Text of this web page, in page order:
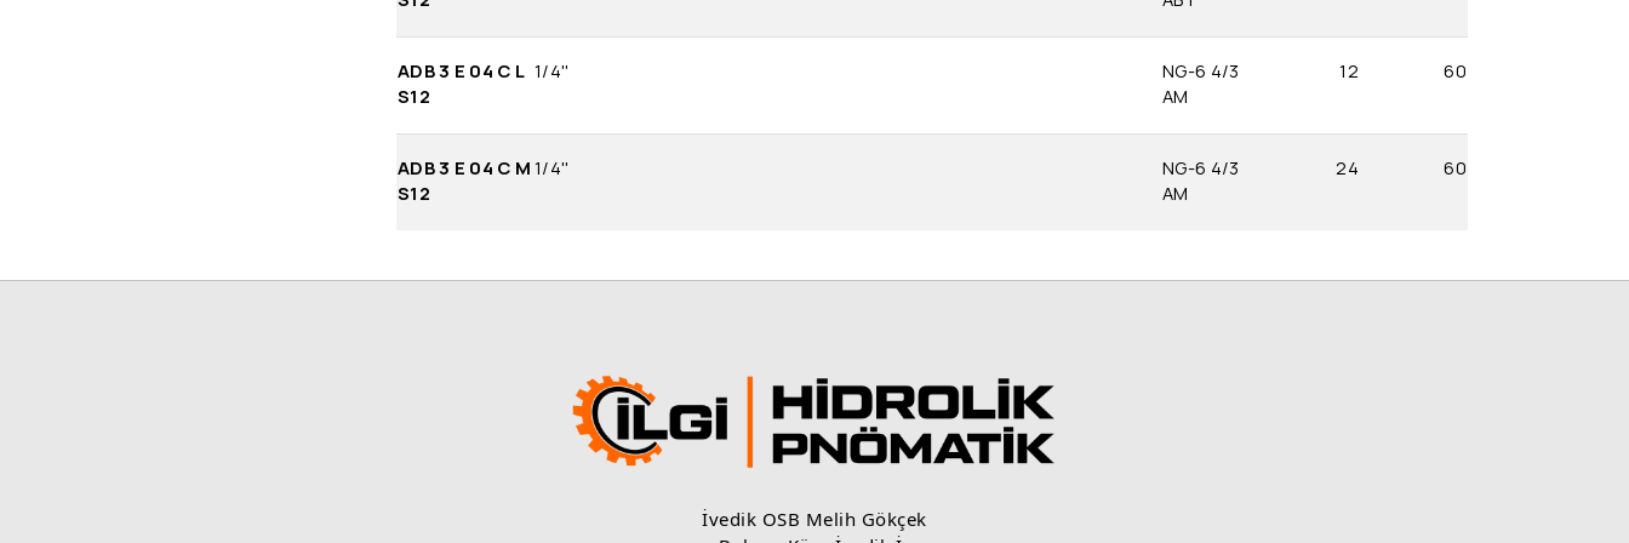
ADB 3 E 04 C L
S12
1/4''
NG-6 4/3
AM
12 60
ADB 3 E 04 C M
S12
1/4''
NG-6 4/3
AM
24 60
İvedik OSB Melih Gökçek